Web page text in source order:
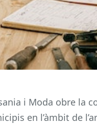
i Moda obre la
en l’àmbit de